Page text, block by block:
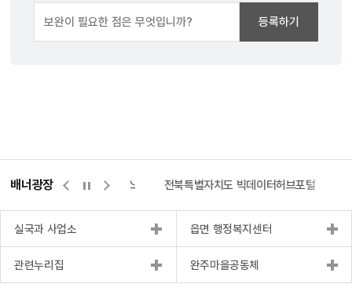
등록하기
배너광장
량바로처리센터 위택스 전북특별자치도 빅데이터허브포털
실국과 사업소 읍면 행정복지센터
관련누리집 완주마을공동체